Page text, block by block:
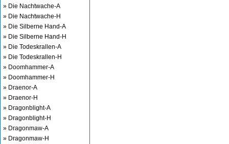
» Die Nachtwache-A
» Die Nachtwache-H
» Die Silberne Hand-A
» Die Silberne Hand-H
» Die Todeskrallen-A
» Die Todeskrallen-H
» Doomhammer-A
» Doomhammer-H
» Draenor-A
» Draenor-H
» Dragonblight-A
» Dragonblight-H
» Dragonmaw-A
» Dragonmaw-H